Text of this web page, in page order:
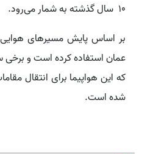
۱۰ سال گذشته به شمار می‌رود.
بر اساس پایش مسیرهای
عمان استفاده کرده است و
که این هواپیما برای انتقال
شده است.